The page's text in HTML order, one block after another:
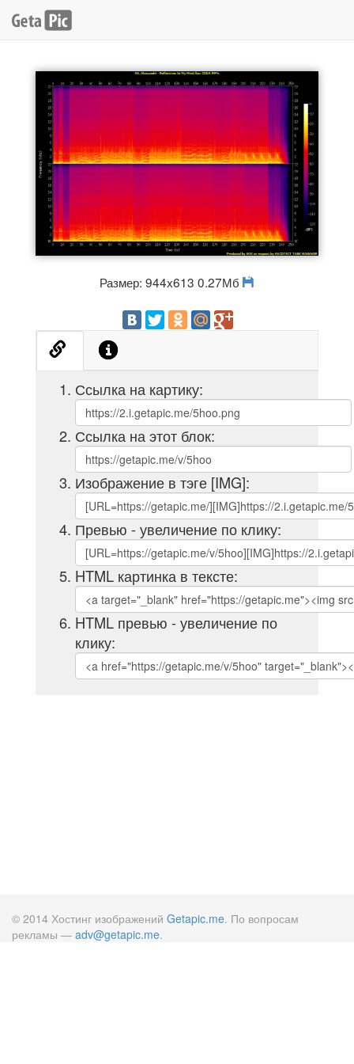
Размер: 944x613 0.27Мб
Ссылка на картику:
Ссылка на этот блок:
Изображение в тэге [IMG]:
Превью - увеличение по клику:
HTML картинка в тексте:
HTML превью - увеличение по
клику:
© 2014 Хостинг изображений Getapic.me. По вопросам
рекламы — adv@getapic.me.